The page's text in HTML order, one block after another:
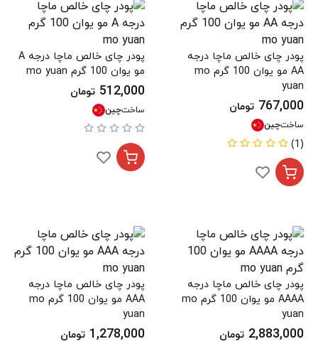
پودر چای خالص ماچا درجه
AA مو یوان 100 گرم mo
yuan
767,000 تومان
ساختچین
(1)
پودر چای خالص ماچا درجه A
مو یوان 100 گرم mo yuan
512,000 تومان
ساختچین
پودر چای خالص ماچا درجه
AAAA مو یوان 100 گرم mo
yuan
2,883,000 تومان
پودر چای خالص ماچا درجه
AAA مو یوان 100 گرم mo
yuan
1,278,000 تومان